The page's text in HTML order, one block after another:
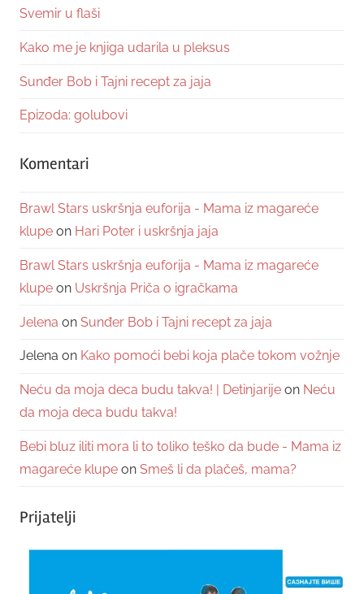
Svemir u flaši
Kako me je knjiga udarila u pleksus
Sunđer Bob i Tajni recept za jaja
Epizoda: golubovi
Komentari
Brawl Stars uskršnja euforija - Mama iz magareće
klupe on Hari Poter i uskršnja jaja
Brawl Stars uskršnja euforija - Mama iz magareće
klupe on Uskršnja Priča o igračkama
Jelena on Sunđer Bob i Tajni recept za jaja
Jelena on Kako pomoći bebi koja plače tokom vožnje
Neću da moja deca budu takva! | Detinjarije on Neću
da moja deca budu takva!
Bebi bluz iliti mora li to toliko teško da bude - Mama iz
magareće klupe on Smeš li da plačeš, mama?
Prijatelji